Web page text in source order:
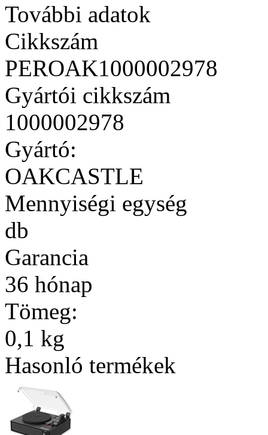
További adatok
Cikkszám
PEROAK1000002978
Gyártói cikkszám
1000002978
Gyártó:
OAKCASTLE
Mennyiségi egység
db
Garancia
36 hónap
Tömeg:
0,1 kg
Hasonló termékek